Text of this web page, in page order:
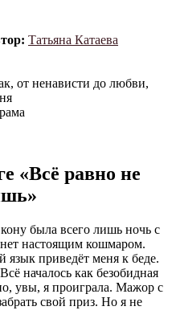
Татьяна Катаева
от ненависти до любви,
«Всё равно не
была всего лишь ночь с
настоящим кошмаром.
язык приведёт меня к беде.
началось как безобидная
увы, я проиграла. Мажор с
свой приз. Но я не